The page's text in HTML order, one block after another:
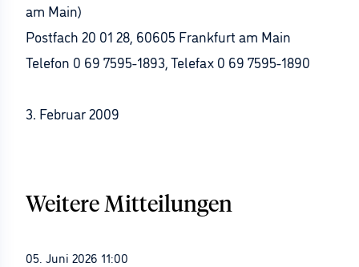
am Main)
Postfach 20 01 28, 60605 Frankfurt am Main
Telefon 0 69 7595-1893, Telefax 0 69 7595-1890
3. Februar 2009
Weitere Mitteilungen
05. Juni 2026 11:00